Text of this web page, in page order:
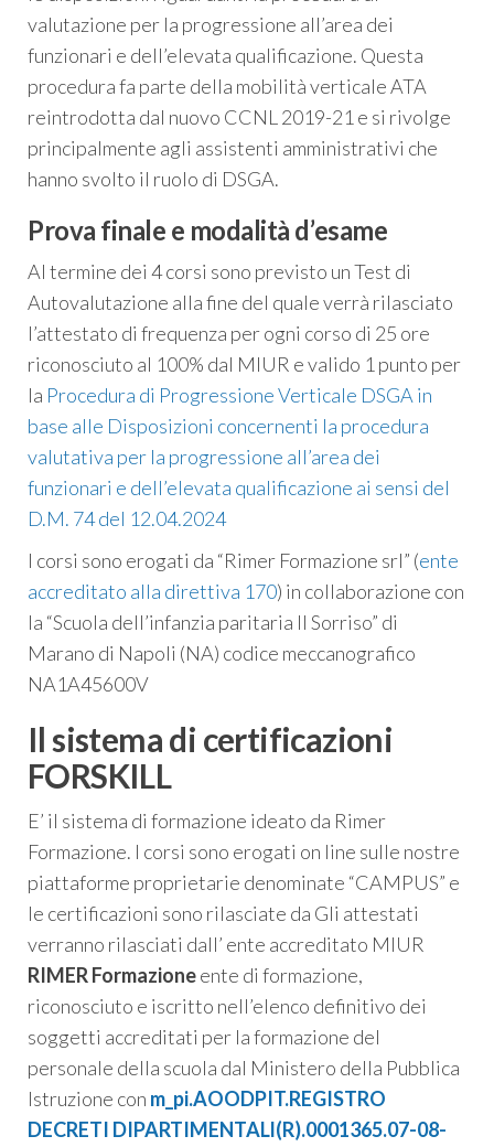
valutazione per la progressione all’area dei
funzionari e dell’elevata qualificazione. Questa
procedura fa parte della mobilità verticale ATA
reintrodotta dal nuovo CCNL 2019-21 e si rivolge
principalmente agli assistenti amministrativi che
hanno svolto il ruolo di DSGA.
Prova finale e modalità d’esame
Al termine dei 4 corsi sono previsto un Test di
Autovalutazione alla fine del quale verrà rilasciato
l’attestato di frequenza per ogni corso di 25 ore
riconosciuto al 100% dal MIUR e valido 1 punto per
la Procedura di Progressione Verticale DSGA in
base alle Disposizioni concernenti la procedura
valutativa per la progressione all’area dei
funzionari e dell’elevata qualificazione ai sensi del
D.M. 74 del 12.04.2024
I corsi sono erogati da “Rimer Formazione srl” (ente
accreditato alla direttiva 170) in collaborazione con
la “Scuola dell’infanzia paritaria Il Sorriso” di
Marano di Napoli (NA) codice meccanografico
NA1A45600V
Il sistema di certificazioni
FORSKILL
E’ il sistema di formazione ideato da Rimer
Formazione. I corsi sono erogati on line sulle nostre
piattaforme proprietarie denominate “CAMPUS” e
le certificazioni sono rilasciate da Gli attestati
verranno rilasciati dall’ ente accreditato MIUR
RIMER Formazioneente di formazione,
riconosciuto e iscritto nell’elenco definitivo dei
soggetti accreditati per la formazione del
personale della scuola dal Ministero della Pubblica
Istruzione con m_pi.AOODPIT.REGISTRO
DECRETI DIPARTIMENTALl(R).0001365.07-08-